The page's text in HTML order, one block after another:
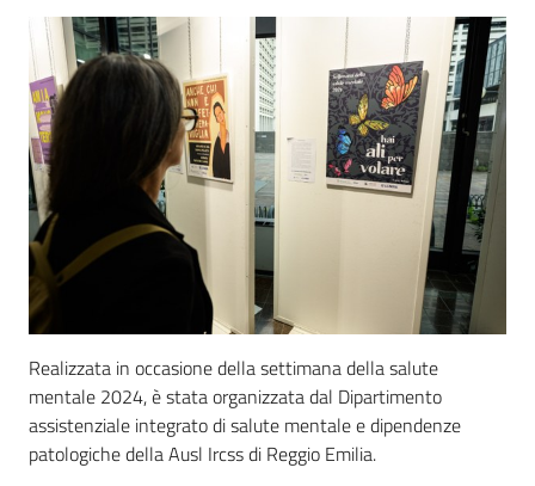
Realizzata in occasione della settimana della salute
mentale 2024, è stata organizzata dal Dipartimento
assistenziale integrato di salute mentale e dipendenze
patologiche della Ausl Ircss di Reggio Emilia.